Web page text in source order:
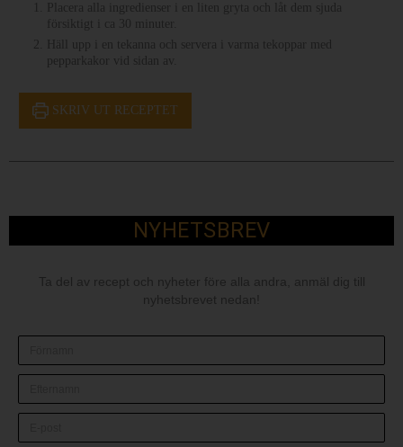
Placera alla ingredienser i en liten gryta och låt dem sjuda
försiktigt i ca 30 minuter.
Häll upp i en tekanna och servera i varma tekoppar med
pepparkakor vid sidan av.
SKRIV UT RECEPTET
NYHETSBREV
Ta del av recept och nyheter före alla andra, anmäl dig till
nyhetsbrevet nedan!